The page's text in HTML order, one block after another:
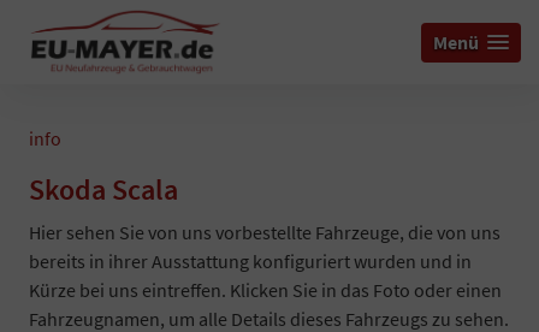
Menü
info
Skoda Scala
Hier sehen Sie von uns vorbestellte Fahrzeuge, die von uns
bereits in ihrer Ausstattung konfiguriert wurden und in
Kürze bei uns eintreffen. Klicken Sie in das Foto oder einen
Fahrzeugnamen, um alle Details dieses Fahrzeugs zu sehen.